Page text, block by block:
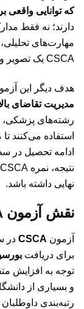
که توانایی
دارند؛ نه فقط
مهارت‌های
CSCA یک تصویر واقعی از توانمندی علمی داوطلب ارائه می‌دهد.
هدف دیگر این
مدیریت تقاضای
استفاده می‌کنند
ادامه تحصیل در
نهایی داشته باشد.
نقش آزمون CSCA چین در بورسیه‌های چین
آزمون CSCA در
برای دریافت
رتبه‌بندی